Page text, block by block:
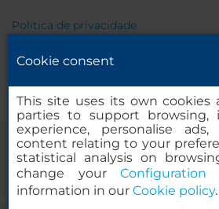
Política de privacidade
Cookie consent
This site uses its own
parties to support browsing,
experience, personalise
content relating to your
statistical analysis on
change yourConfiguration
information in our Cookie policy.